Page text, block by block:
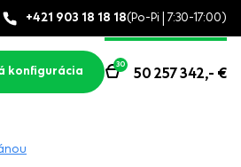
+421 903 18 18 18(Po-Pi | 7:30-17:00)
konfigurácia 50 257 342,- €
30